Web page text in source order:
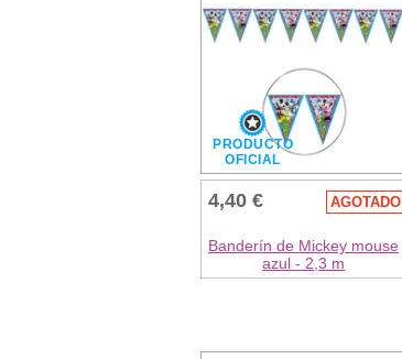
PRODUCTO
OFICIAL
4,40 € AGOTADO
Banderín de Mickey mouse
azul - 2,3 m